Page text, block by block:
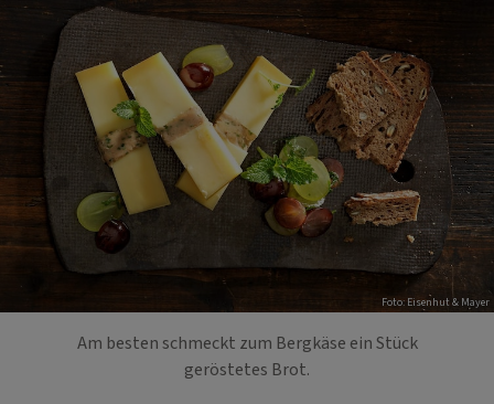
Foto: Eisenhut & Mayer
Am besten schmeckt zum Bergkäse ein Stück
geröstetes Brot.